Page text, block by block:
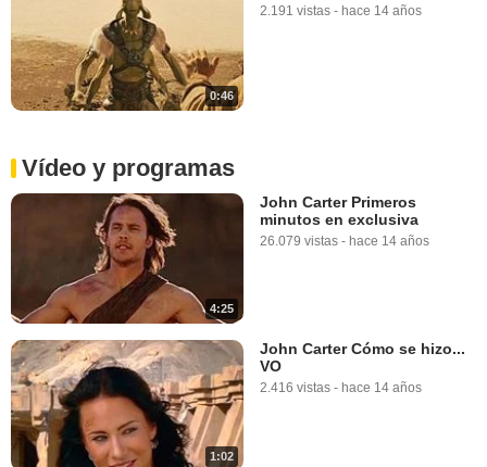
0:46
2.191 vistas - hace 14 años
Vídeo y programas
4:25
John Carter Primeros
minutos en exclusiva
26.079 vistas - hace 14 años
1:02
John Carter Cómo se hizo...
VO
2.416 vistas - hace 14 años